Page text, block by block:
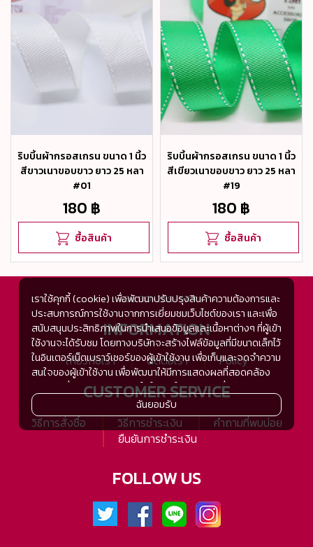
ริบบิ้นผ้ากรอสเกรน ขนาด 1 นิ้ว
สีขาวเนาขอบขาว ยาว 25 หลา
#01
180 ฿
ซื้อสินค้า
ริบบิ้นผ้ากรอสเกรน ขนาด 1 นิ้ว
สีเขียวเนาขอบขาว ยาว 25 หลา
#19
180 ฿
ซื้อสินค้า
+66 80-269-5114
INFORMATION
เกี่ยวกับเรา ติดต่อเรา Policy
CUSTOMER SERVICE
วิธีการสั่งซื้อ วิธีการชำระเงิน
คำถามที่พบบ่อย
ยืนยันการชำระเงิน
FOLLOW US
เราใช้คุกกี้ (cookie) เพื่อพัฒนาปรับปรุงสินค้าความต้องการและ
ประสบการณ์การใช้งานจากการเยี่ยมชมเว็บไซต์ของเรา และเพื่อ
สนับสนุนประสิทธิภาพในการนำเสนอข้อมูลและเนื้อหาต่างๆ ที่ผู้เข้า
ใช้งานจะได้รับชม โดยทางบริษัทจะสร้างไฟล์ข้อมูลที่มีขนาดเล็กไว้
ในอินเตอร์เน็ตเบราว์เซอร์ของผู้เข้าใช้งาน เพื่อเก็บและจดจำความ
สนใจของผู้เข้าใช้งาน เพื่อพัฒนาให้มีการแสดงผลที่สอดคล้อง
กับความชื่นชอบและความสนใจในการใช้งาน และเพื่อพัฒนา
ประสิทธิภาพในการแสดงผลของข้อมูล รวมถึงเพื่ออำนวยความ
สะดวกในการให้บริการต่างๆ ภายในเว็บไซต์ของเรา และเมื่อผู้เข้า
ใช้งานกลับมาเยี่ยมชม หรือกลับเข้ามาใช้บริการในครั้งต่อไป แต่
การเก็บข้อมูลด้วยคุกกี้จะไม่ระบุตัวตนของผู้เข้าใช้งาน
บริการหรือได้รับมอบหมายให้กระทำแทนในนามของ www.tsh-
เมื่อผู้เข้าใช้งานมีการกลับมาเยี่ยมชมเว็บไซต์โดยไม่เปลี่ยนแปลง
การตั้งค่าคุกกี้บนอินเตอร์เน็ตเบราส์เซอร์ อุปกรณ์ของผู้ใช้งานจะ
ฉันยอมรับ